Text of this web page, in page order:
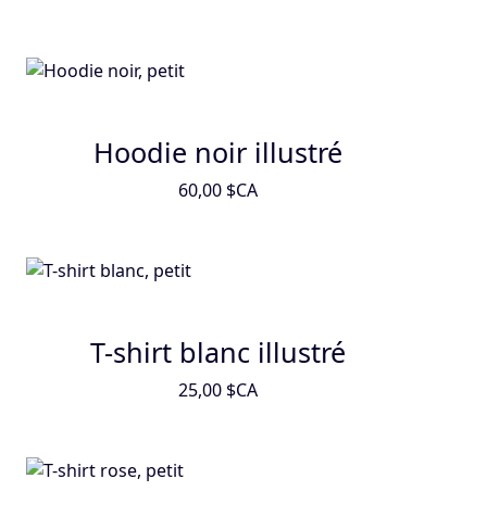
Hoodie noir illustré
60,00 $CA
T-shirt blanc illustré
25,00 $CA